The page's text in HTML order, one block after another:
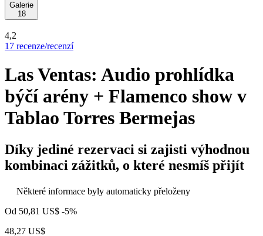
Galerie
18
4,2
17 recenze/recenzí
Las Ventas: Audio prohlídka
býčí arény + Flamenco show v
Tablao Torres Bermejas
Díky jediné rezervaci si zajisti výhodnou
kombinaci zážitků, o které nesmíš přijít
Některé informace byly automaticky přeloženy
Od 50,81 US$ -5%
48,27 US$